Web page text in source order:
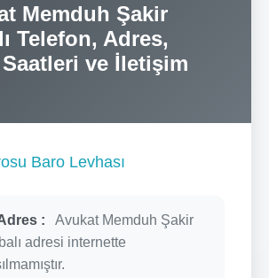
Memduh Şakir
Telefon, Adres,
Saatleri ve İletişim
Baro Levhası
:
Avukat Memduh Şakir
adresi internette